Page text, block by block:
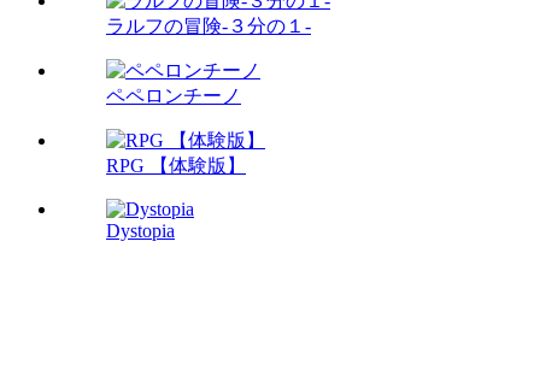
ラルフの冒険-３分の１-
ペペロンチーノ
RPG 【体験版】
Dystopia